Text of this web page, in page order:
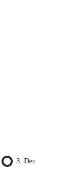
3. Den